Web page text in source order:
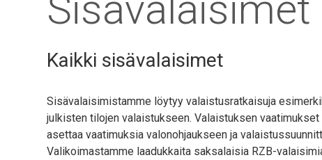
Kaikki sisävalaisimet
Sisävalaisimistamme löytyy valaistusratkaisuja
julkisten tilojen valaistukseen. Valaistuksen
asettaa vaatimuksia valonohjaukseen ja
Valikoimastamme laadukkaita saksalaisia RZB-